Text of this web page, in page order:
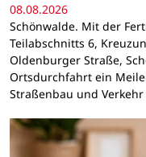
08.08.2026
Schönwalde. Mit der
Teilabschnitts 6,
Oldenburger Straße,
Ortsdurchfahrt ein
Straßenbau und